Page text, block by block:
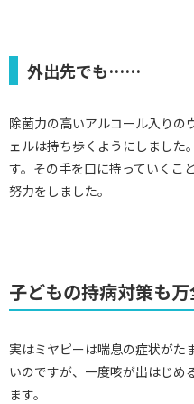
外出先でも……
除菌力の高いアルコール入りの
ェルは持ち歩くようにしました
す。その手を口に持っていくこ
努力をしました。
子どもの持病対策も
実はミヤピーは喘息の症状がた
いのですが、一度咳が出はじめ
ます。